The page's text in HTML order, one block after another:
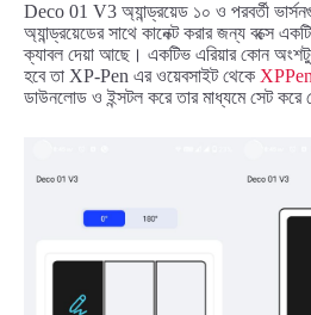
Deco 01 V3 অ্যান্ড্রয়েড ১০ ও পরবর্তী
অ্যান্ড্রয়েডের সাথে কানেক্ট করার জন্য বক্সে
ক্যাবল দেয়া আছে। একটিভ এরিয়ার কোন
হবে তা XP-Pen এর ওয়েবসাইট থেকে
ডাউনলোড ও ইন্সটল করে তার মাধ্যমে সেট করে